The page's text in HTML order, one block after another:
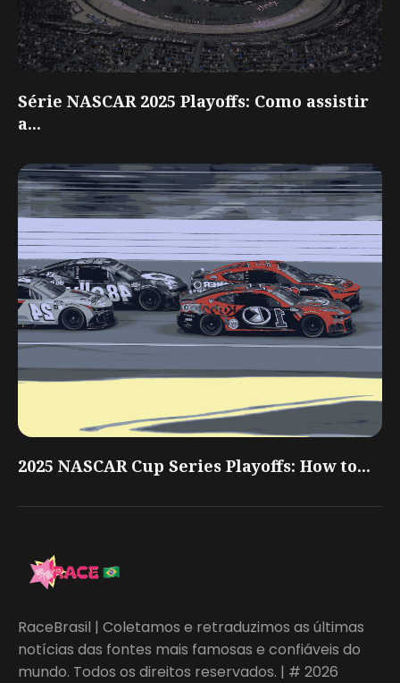
Série NASCAR 2025 Playoffs: Como assistir
a...
2025 NASCAR Cup Series Playoffs: How to...
RaceBrasil | Coletamos e retraduzimos as últimas
notícias das fontes mais famosas e confiáveis do
mundo. Todos os direitos reservados. | # 2026